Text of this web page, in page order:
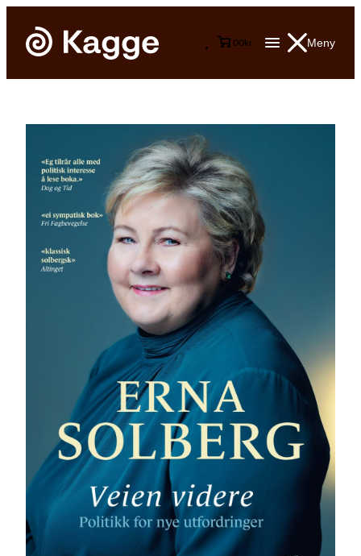
Meny
00kr